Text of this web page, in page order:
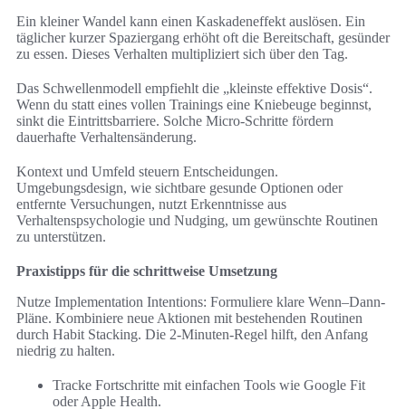
Ein kleiner Wandel kann einen Kaskadeneffekt auslösen. Ein
täglicher kurzer Spaziergang erhöht oft die Bereitschaft, gesünder
zu essen. Dieses Verhalten multipliziert sich über den Tag.
Das Schwellenmodell empfiehlt die „kleinste effektive Dosis“.
Wenn du statt eines vollen Trainings eine Kniebeuge beginnst,
sinkt die Eintrittsbarriere. Solche Micro-Schritte fördern
dauerhafte Verhaltensänderung.
Kontext und Umfeld steuern Entscheidungen.
Umgebungsdesign, wie sichtbare gesunde Optionen oder
entfernte Versuchungen, nutzt Erkenntnisse aus
Verhaltenspsychologie und Nudging, um gewünschte Routinen
zu unterstützen.
Praxistipps für die schrittweise Umsetzung
Nutze Implementation Intentions: Formuliere klare Wenn–Dann-
Pläne. Kombiniere neue Aktionen mit bestehenden Routinen
durch Habit Stacking. Die 2-Minuten-Regel hilft, den Anfang
niedrig zu halten.
Tracke Fortschritte mit einfachen Tools wie Google Fit
oder Apple Health.